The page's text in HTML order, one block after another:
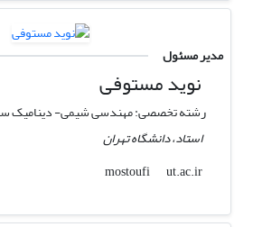
مدیر مسئول
نوید مستوفی
رشته تخصصی: مهندسی شیمی- دینامیک
استاد، دانشگاه تهران
mostoufi
ut.ac.ir